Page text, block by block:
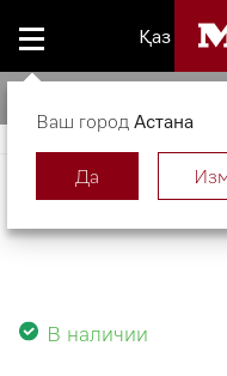
Қаз
Панель
В наличии
Ваш город Астана
Да